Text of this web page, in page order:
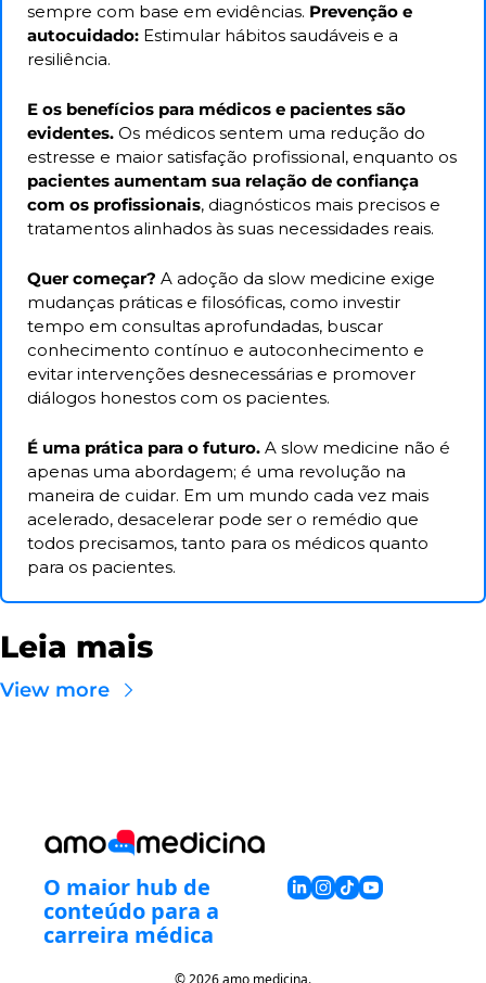
sempre com base em evidências. Prevenção e
autocuidado: Estimular hábitos saudáveis e a
resiliência.
E os benefícios para médicos e pacientes são
evidentes. Os médicos sentem uma redução do
pacientes aumentam sua relação de confiança
com os profissionais, diagnósticos mais precisos e
tratamentos alinhados às suas necessidades reais.
Quer começar? A adoção da slow medicine exige
mudanças práticas e filosóficas, como investir
tempo em consultas aprofundadas, buscar
conhecimento contínuo e autoconhecimento e
evitar intervenções desnecessárias e promover
diálogos honestos com os pacientes.
É uma prática para o futuro. A slow medicine não é
apenas uma abordagem; é uma revolução na
maneira de cuidar. Em um mundo cada vez mais
acelerado, desacelerar pode ser o remédio que
todos precisamos, tanto para os médicos quanto
para os pacientes.
Leia mais
View more
O maior hub de
conteúdo para a
carreira médica
© 2026 amo medicina.